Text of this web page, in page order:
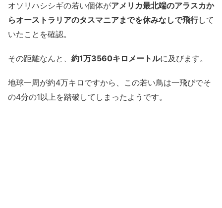
オソリハシシギの若い個体がアメリカ最北端のアラスカか
らオーストラリアのタスマニアまでを休みなしで飛行して
いたことを確認。
その距離なんと、 約1万3560キロメートルに及びます。
地球一周が約4万キロですから、この若い鳥は一飛びでそ
の4分の1以上を踏破してしまったようです。